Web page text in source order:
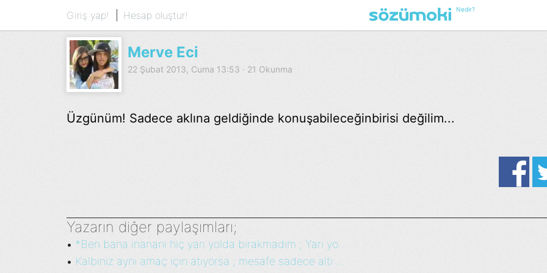
Giriş yap! Hesap oluştur! Nedir?
Merve Eci
22 Şubat 2013, Cuma 13:53 · 21 Okunma
Üzgünüm! Sadece aklına geldiğinde konuşabileceğinbirisi değilim...
Yazarın diğer paylaşımları;
• *Ben bana inanani hiç yarı yolda bırakmadım ; Yarı yo...
• Kalbiniz aynı amaç için atıyorsa ; mesafe sadece altı ...